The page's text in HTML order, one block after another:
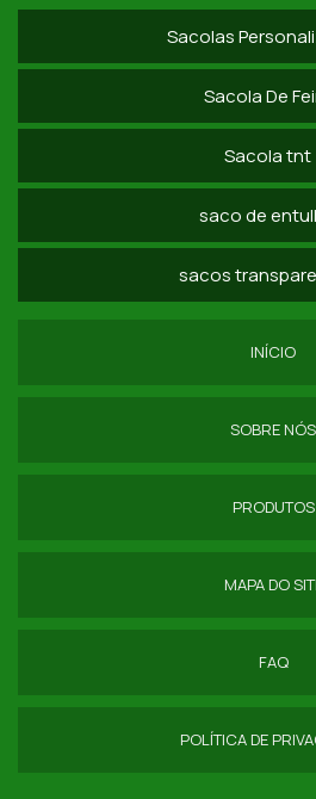
COMPRAR SACOLA DE NYLON 600 EM
SACOLA PVC TRANSPARENTE SP
EMPRESA DE NECESSAIRE PVC CRISTAL
FORNECEDODR DE NECESSAIRE PVC
DISTRIBUIDOR DE SACOLA DE FEIRA DE
COMPRAR SACOLA NYLON DOBRAVEL
ECOBAG NYLON EMBORRACHADO
ECOBAG NYLON
FORNECEDOR DE NECESSAIRE PVC
Sacolas
Sacola De
Sacola tnt
saco de
sacos
INÍCIO
SOBRE NÓS
PRODUTOS
MAPA DO
FAQ
POLÍTICA DE